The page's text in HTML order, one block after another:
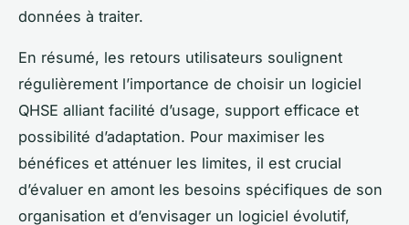
données à traiter.
En résumé, les retours utilisateurs soulignent
régulièrement l’importance de choisir un logiciel
QHSE alliant facilité d’usage, support efficace et
possibilité d’adaptation. Pour maximiser les
bénéfices et atténuer les limites, il est crucial
d’évaluer en amont les besoins spécifiques de son
organisation et d’envisager un logiciel évolutif,